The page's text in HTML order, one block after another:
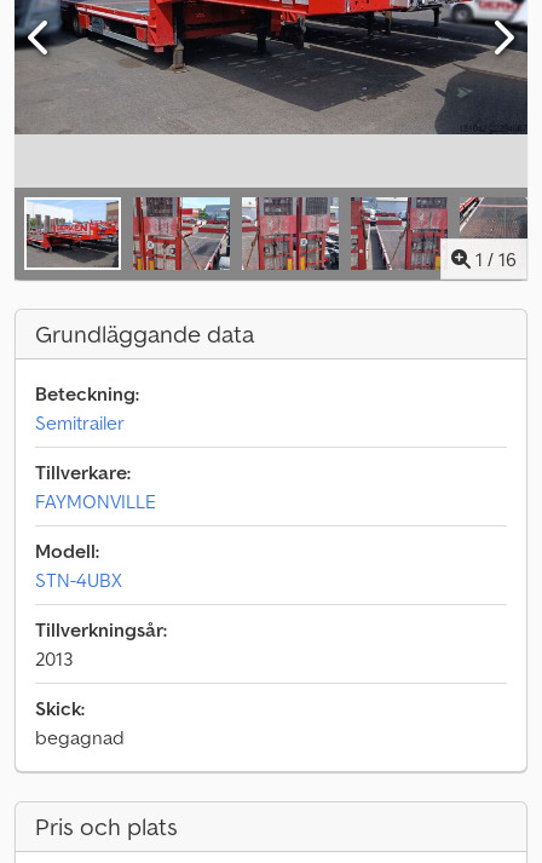
1 / 16
Grundläggande data
Beteckning:
Semitrailer
Tillverkare:
FAYMONVILLE
Modell:
STN-4UBX
Tillverkningsår:
2013
Skick:
begagnad
Pris och plats